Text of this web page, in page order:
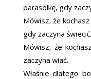
parasolkę, gdy
Mówisz, że
gdy zaczyna świecić.
Mówisz, że
zaczyna wiać.
Właśnie dlatego